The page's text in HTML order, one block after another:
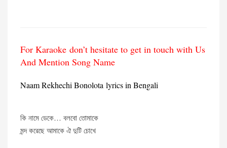
For Karaoke don’t hesitate to get in touch with Us
And Mention Song Name
Naam Rekhechi Bonolota lyrics in Bengali
কি নামে ডেকে… বলবো তোমাকে
মন্দ করেছে আমাকে ঐ দুটি চোখে